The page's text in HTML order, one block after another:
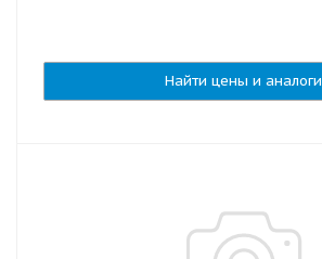
Найти цены и аналоги